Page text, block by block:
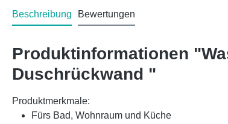
Beschreibung Bewertungen
Produktinformationen
Duschrückwand "
Produktmerkmale:
Fürs Bad, Wohnraum und Küche